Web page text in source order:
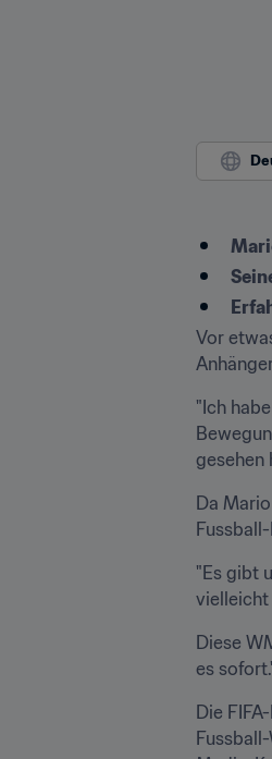
Vor
"Ich
gesehen
Da
"Es gibt
vielleicht
Diese
es
Die